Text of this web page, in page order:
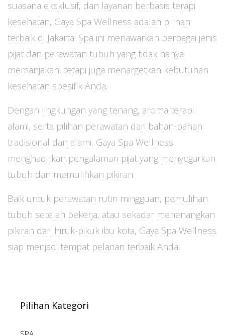
suasana eksklusif, dan layanan berbasis terapi
kesehatan, Gaya Spa Wellness adalah pilihan
terbaik di Jakarta. Spa ini menawarkan berbagai jenis
pijat dan perawatan tubuh yang tidak hanya
memanjakan, tetapi juga menargetkan kebutuhan
kesehatan spesifik Anda.
Dengan lingkungan yang tenang, aroma terapi
alami, serta pilihan perawatan dari bahan-bahan
tradisional dan alami, Gaya Spa Wellness
menghadirkan pengalaman pijat yang menyegarkan
tubuh dan memulihkan pikiran.
Baik untuk perawatan rutin mingguan, pemulihan
tubuh setelah bekerja, atau sekadar menenangkan
pikiran dari hiruk-pikuk ibu kota, Gaya Spa Wellness
siap menjadi tempat pelarian terbaik Anda.
Pilihan Kategori